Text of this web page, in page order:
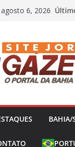
6, 2026
BAHIA/